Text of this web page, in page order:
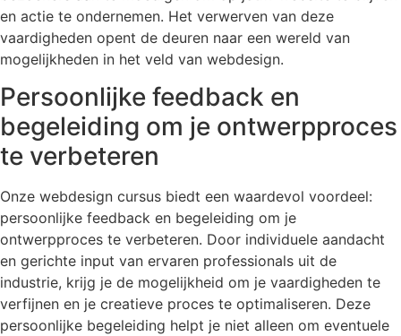
en actie te ondernemen. Het verwerven van deze
vaardigheden opent de deuren naar een wereld van
mogelijkheden in het veld van webdesign.
Persoonlijke feedback en
begeleiding om je ontwerpproces
te verbeteren
Onze webdesign cursus biedt een waardevol voordeel:
persoonlijke feedback en begeleiding om je
ontwerpproces te verbeteren. Door individuele aandacht
en gerichte input van ervaren professionals uit de
industrie, krijg je de mogelijkheid om je vaardigheden te
verfijnen en je creatieve proces te optimaliseren. Deze
persoonlijke begeleiding helpt je niet alleen om eventuele